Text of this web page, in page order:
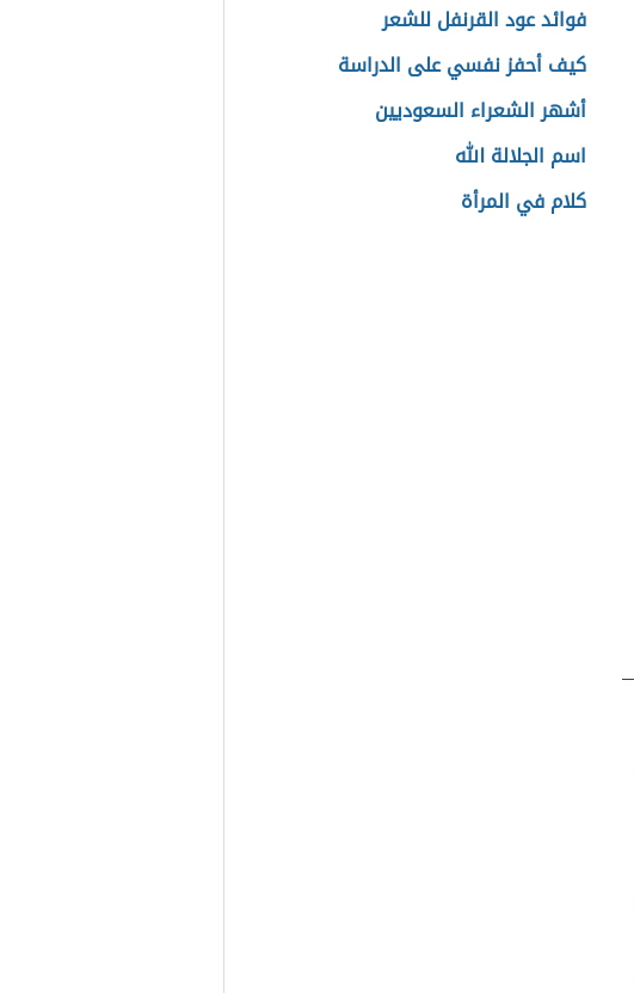
فوائد عود القرنفل للشعر
كيف أحفز نفسي على الدراسة
أشهر الشعراء السعوديين
اسم الجلالة الله
كلام في المرأة